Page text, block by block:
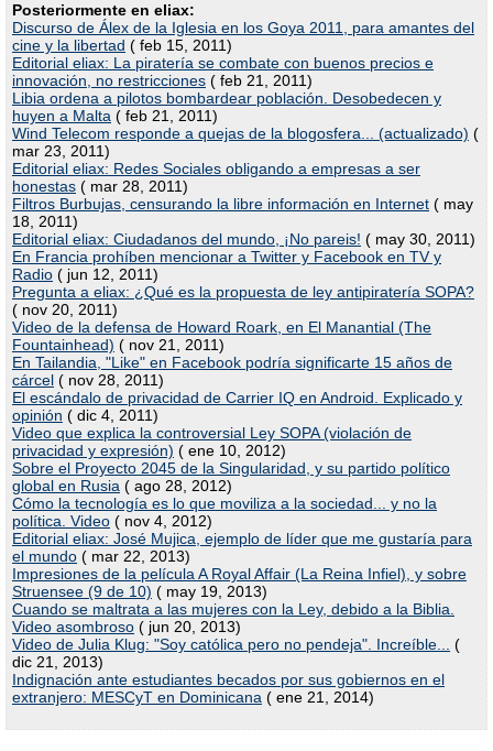
Posteriormente en eliax:
Discurso de Álex de la Iglesia en los Goya 2011, para amantes del
cine y la libertad ( feb 15, 2011)
Editorial eliax: La piratería se combate con buenos precios e
innovación, no restricciones ( feb 21, 2011)
Libia ordena a pilotos bombardear población. Desobedecen y
huyen a Malta ( feb 21, 2011)
Wind Telecom responde a quejas de la blogosfera... (actualizado) (
mar 23, 2011)
Editorial eliax: Redes Sociales obligando a empresas a ser
honestas ( mar 28, 2011)
Filtros Burbujas, censurando la libre información en Internet ( may
18, 2011)
Editorial eliax: Ciudadanos del mundo, ¡No pareis! ( may 30, 2011)
En Francia prohíben mencionar a Twitter y Facebook en TV y
Radio ( jun 12, 2011)
Pregunta a eliax: ¿Qué es la propuesta de ley antipiratería SOPA?
( nov 20, 2011)
Video de la defensa de Howard Roark, en El Manantial (The
Fountainhead) ( nov 21, 2011)
En Tailandia, "Like" en Facebook podría significarte 15 años de
cárcel ( nov 28, 2011)
El escándalo de privacidad de Carrier IQ en Android. Explicado y
opinión ( dic 4, 2011)
Video que explica la controversial Ley SOPA (violación de
privacidad y expresión) ( ene 10, 2012)
Sobre el Proyecto 2045 de la Singularidad, y su partido político
global en Rusia ( ago 28, 2012)
Cómo la tecnología es lo que moviliza a la sociedad... y no la
política. Video ( nov 4, 2012)
Editorial eliax: José Mujica, ejemplo de líder que me gustaría para
el mundo ( mar 22, 2013)
Impresiones de la película A Royal Affair (La Reina Infiel), y sobre
Struensee (9 de 10) ( may 19, 2013)
Cuando se maltrata a las mujeres con la Ley, debido a la Biblia.
Video asombroso ( jun 20, 2013)
Video de Julia Klug: "Soy católica pero no pendeja". Increíble...
(
dic 21, 2013)
Indignación ante estudiantes becados por sus gobiernos en el
extranjero: MESCyT en Dominicana ( ene 21, 2014)